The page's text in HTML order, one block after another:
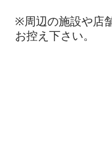
※周辺の施設や店
お控え下さい。